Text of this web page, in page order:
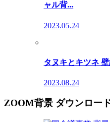
ャル背...
2023.05.24
タヌキとキツネ
2023.08.24
ZOOM背景 ダウンロー